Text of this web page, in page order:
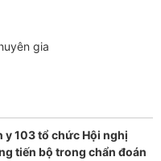
gia
y 103 tổ chức Hội nghị
tiến bộ trong chẩn đoán